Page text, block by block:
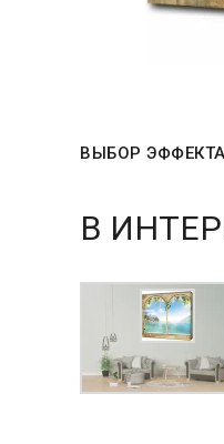
ВЫБОР
В